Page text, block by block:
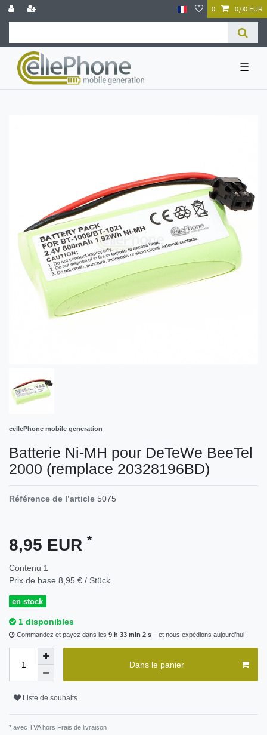
0 0,00 EUR
☰
cellePhone mobile generation
Batterie Ni-MH pour DeTeWe BeeTel
2000 (remplace 20328196BD)
Référence de l’article 5075
8,95 EUR *
Contenu 1
Prix de base 8,95 € / Stück
en stock
1 disponibles
Commandez et payez dans les 9 h 33 min 2 s – et nous expédions aujourd’hui !
Dans le panier
Liste de souhaits
* avec TVA hors Frais de livraison